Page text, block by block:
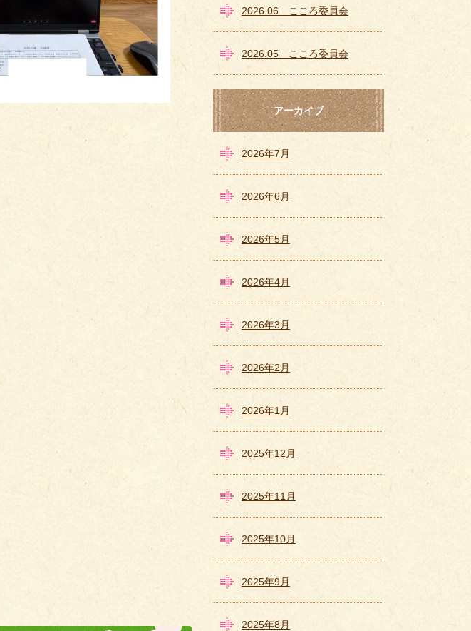
2026.06 こころ委員会
2026.05 こころ委員会
アーカイブ
2026年7月
2026年6月
2026年5月
2026年4月
2026年3月
2026年2月
2026年1月
2025年12月
2025年11月
2025年10月
2025年9月
2025年8月